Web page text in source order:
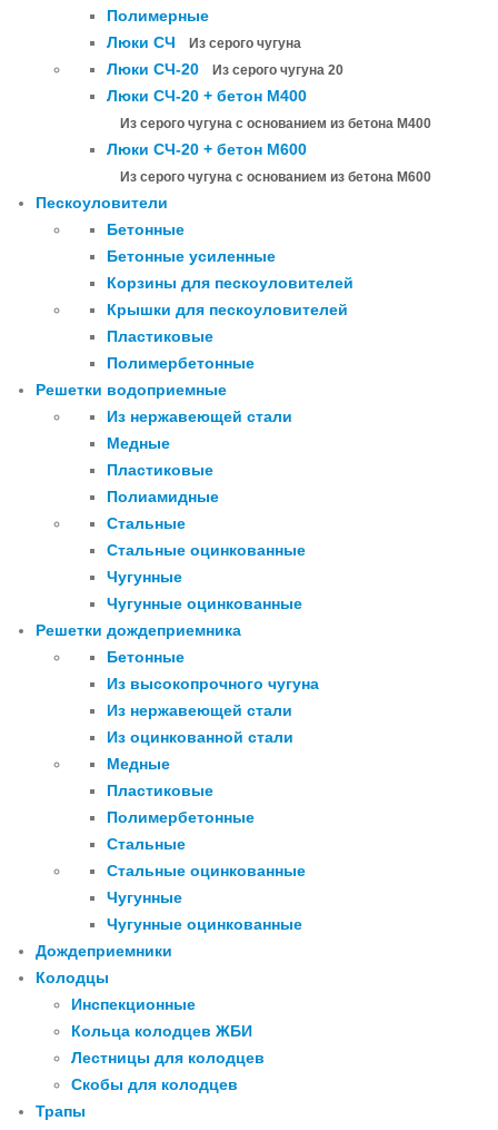
Полимерные
Люки СЧ
Из серого чугуна
Люки СЧ-20 Из серого чугуна 20
Люки СЧ-20 + бетон М400
Из серого чугуна с основанием из бетона М400
Люки СЧ-20 + бетон М600
Из серого чугуна с основанием из бетона М600
Пескоуловители
Бетонные
Бетонные усиленные
Корзины для пескоуловителей
Крышки для пескоуловителей
Пластиковые
Полимербетонные
Решетки водоприемные
Из нержавеющей стали
Медные
Пластиковые
Полиамидные
Стальные
Стальные оцинкованные
Чугунные
Чугунные оцинкованные
Решетки дождеприемника
Бетонные
Из высокопрочного чугуна
Из нержавеющей стали
Из оцинкованной стали
Медные
Пластиковые
Полимербетонные
Стальные
Стальные оцинкованные
Чугунные
Чугунные оцинкованные
Дождеприемники
Колодцы
Инспекционные
Кольца колодцев ЖБИ
Лестницы для колодцев
Скобы для колодцев
Трапы